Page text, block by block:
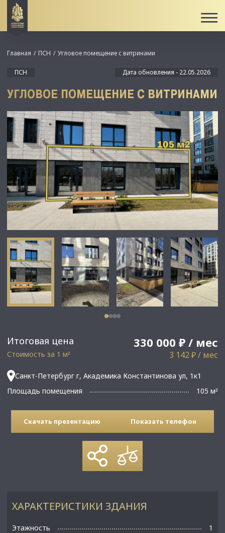
Итоговая цена 330 000 ₽ / мес
Стоимость за 1 м² 3 142 ₽ / мес
Санкт-Петербург г, Академика Константинова ул, 1к1
Площадь помещения
105 м²
Главная ПСН Угловое помещение с витринами
ПСН Дата обновления - 22.05.2026
УГЛОВОЕ ПОМЕЩЕНИЕ С ВИТРИНАМИ
Скачать презентацию Показать телефон
ХАРАКТЕРИСТИКИ ЗДАНИЯ
Этажность
1